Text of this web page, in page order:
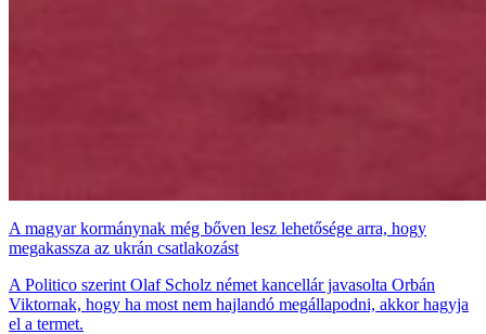
A magyar kormánynak még bőven lesz lehetősége arra, hogy
megakassza az ukrán csatlakozást
A Politico szerint Olaf Scholz német kancellár javasolta Orbán
Viktornak, hogy ha most nem hajlandó megállapodni, akkor hagyja
el a termet.